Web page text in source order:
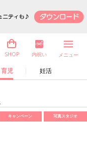
児 妊活
SHOP 内祝い メニュー
キャンペーン 写真スタジオ